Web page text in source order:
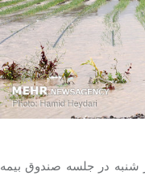
شنبه در جلسه صندوق بیمه